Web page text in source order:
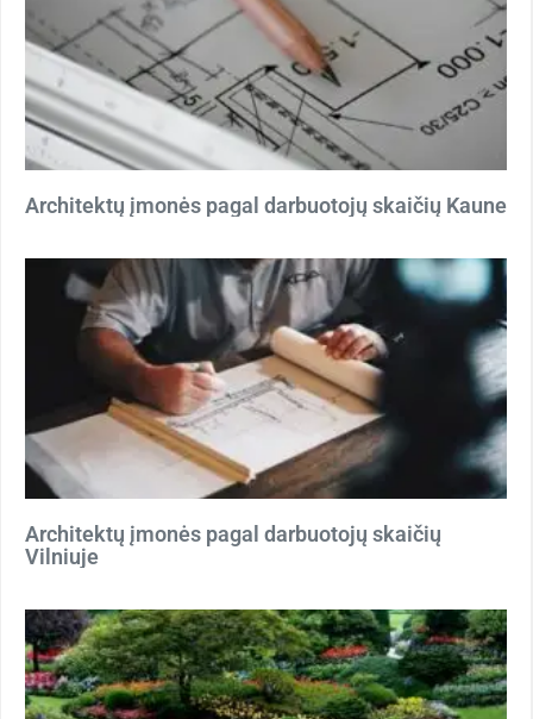
Architektų įmonės pagal darbuotojų skaičių Kaune
Architektų įmonės pagal darbuotojų skaičių
Vilniuje